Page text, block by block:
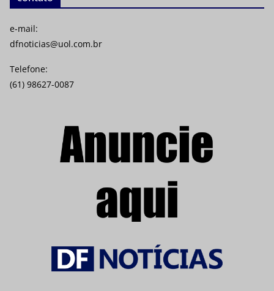
e-mail:
dfnoticias@uol.com.br
Telefone:
(61) 98627-0087